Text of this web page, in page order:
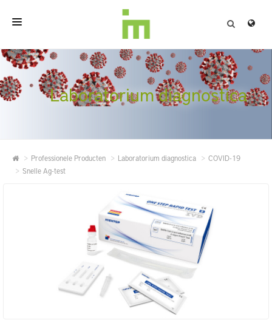
HOME
OVER
KWALITEIT
CONTACT
Laboratorium diagnostica
Professionele Producten Laboratorium diagnostica
COVID-19
Snelle Ag-test